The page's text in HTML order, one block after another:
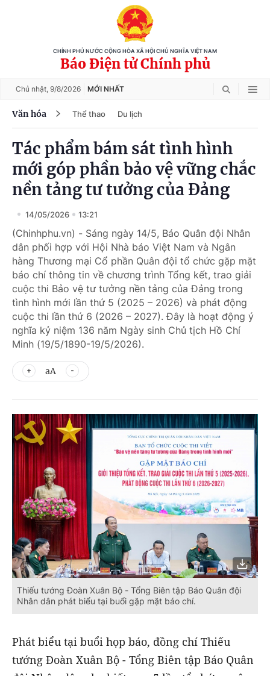
CHÍNH PHỦ NƯỚC CỘNG HÒA XÃ HỘI CHỦ NGHĨA VIỆT NAM
Báo Điện tử Chính phủ
Chủ nhật, 9/8/2026 MỚI NHẤT
Văn hóa Thể thao Du lịch
Tác phẩm bám sát tình hình
mới góp phần bảo vệ vững chắc
nền tảng tư tưởng của Đảng
14/05/2026 13:21
(Chinhphu.vn) - Sáng ngày 14/5, Báo Quân đội Nhân
dân phối hợp với Hội Nhà báo Việt Nam và Ngân
hàng Thương mại Cổ phần Quân đội tổ chức gặp mặt
báo chí thông tin về chương trình Tổng kết, trao giải
cuộc thi Bảo vệ tư tưởng nền tảng của Đảng trong
tình hình mới lần thứ 5 (2025 – 2026) và phát động
cuộc thi lần thứ 6 (2026 – 2027). Đây là hoạt động ý
nghĩa kỷ niệm 136 năm Ngày sinh Chủ tịch Hồ Chí
Minh (19/5/1890-19/5/2026).
aA
Thiếu tướng Đoàn Xuân Bộ - Tổng Biên tập Báo Quân đội
Nhân dân phát biểu tại buổi gặp mặt báo chí.
Phát biểu tại buổi họp báo, đồng chí Thiếu
tướng Đoàn Xuân Bộ - Tổng Biên tập Báo Quân